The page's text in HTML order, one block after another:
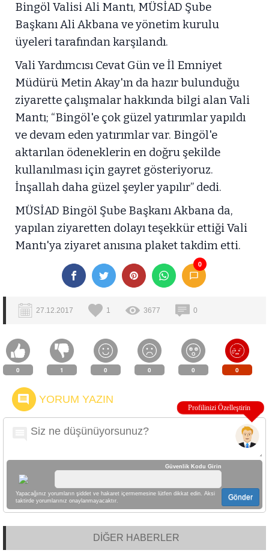
Bingöl Valisi Ali Mantı, MÜSİAD Şube
Başkanı Ali Akbana ve yönetim kurulu
üyeleri tarafından karşılandı.
Vali Yardımcısı Cevat Gün ve İl Emniyet
Müdürü Metin Akay'ın da hazır bulunduğu
ziyarette çalışmalar hakkında bilgi alan Vali
Mantı; “Bingöl'e çok güzel yatırımlar yapıldı
ve devam eden yatırımlar var. Bingöl'e
aktarılan ödeneklerin en doğru şekilde
kullanılması için gayret gösteriyoruz.
İnşallah daha güzel şeyler yapılır” dedi.
MÜSİAD Bingöl Şube Başkanı Akbana da,
yapılan ziyaretten dolayı teşekkür ettiği Vali
Mantı'ya ziyaret anısına plaket takdim etti.
0
27.12.2017 1 3677 0
0 1 0 0 0 0
YORUM YAZIN
Güvenlik Kodu Girin
Yapacağınız yorumların şiddet ve hakaret içermemesine lütfen dikkat edin. Aksi
taktirde yorumlarınız onaylanmayacaktır.
Gönder
DİĞER HABERLER